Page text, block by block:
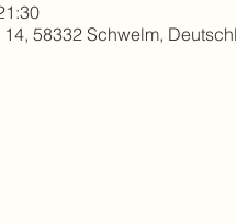
58332 Schwelm,